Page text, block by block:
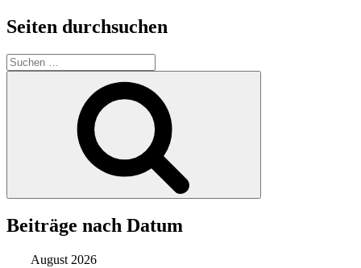
Seiten durchsuchen
Suchen
nach:
Beiträge nach Datum
August 2026